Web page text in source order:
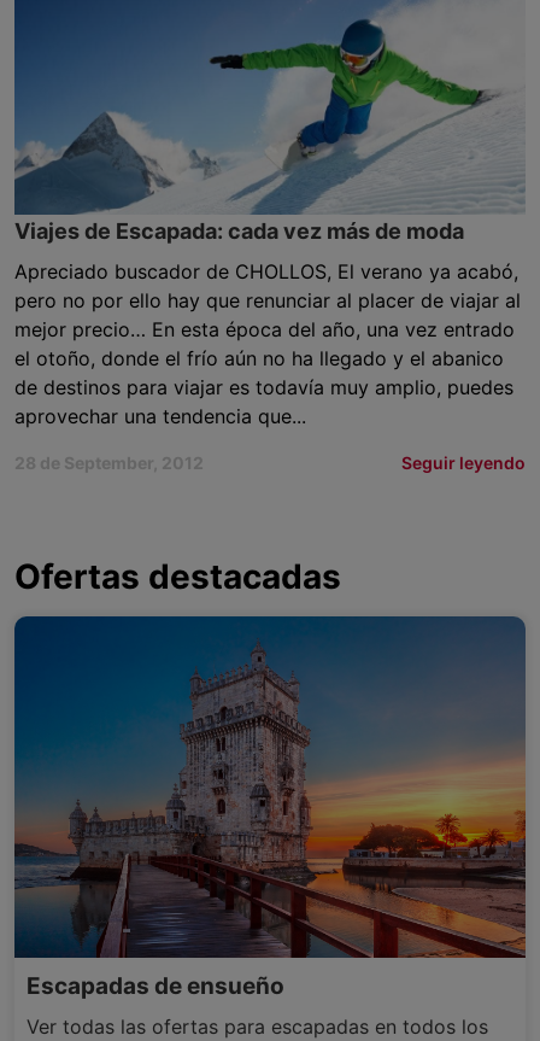
Viajes de Escapada: cada vez más de moda
Apreciado buscador de CHOLLOS, El verano ya acabó,
pero no por ello hay que renunciar al placer de viajar al
mejor precio… En esta época del año, una vez entrado
el otoño, donde el frío aún no ha llegado y el abanico
de destinos para viajar es todavía muy amplio, puedes
aprovechar una tendencia que...
28 de September, 2012 Seguir leyendo
Ofertas destacadas
Escapadas de ensueño
Ver todas las ofertas para escapadas en todos los